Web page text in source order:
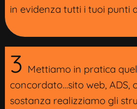
in evidenza tutti i tuoi punti
3 Mettiamo in pratica
concordato…sito web, ADS,
sostanza realizziamo gli